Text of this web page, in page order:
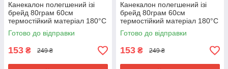
Канекалон полегшений ізі
брейд 80грам 60см
термостійкий матеріал 180°C
EZ-4 хвіст омбре Easy Braid
Готово до відправки
153 ₴ 249 ₴
Канекалон полегшений ізі
брейд 80грам 60см
термостійкий матеріал 180°C
EZ-5 хвіст омбре Easy Braid
Готово до відправки
153 ₴ 249 ₴